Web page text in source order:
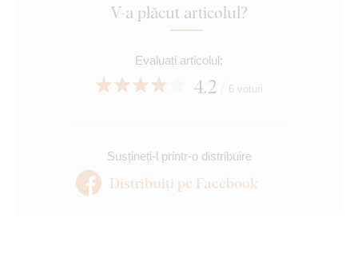
V-a plăcut articolul?
Evaluați articolul:
4.2 6 voturi
Susțineți-l printr-o distribuire
Distribuiți pe Facebook